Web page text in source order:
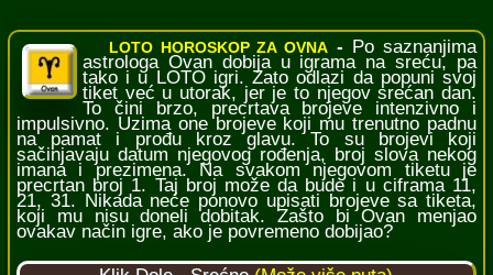
LOTO HOROSKOP ZA OVNA - Po saznanjima
astrologa Ovan dobija u igrama na sreću, pa
tako i u LOTO igri. Zato odlazi da popuni svoj
tiket već u utorak, jer je to njegov srećan dan.
To čini brzo, precrtava brojeve intenzivno i
impulsivno. Uzima one brojeve koji mu trenutno padnu
na pamat i prođu kroz glavu. To su brojevi koji
sačinjavaju datum njegovog rođenja, broj slova nekog
imana i prezimena. Na svakom njegovom tiketu je
precrtan broj 1. Taj broj može da bude i u ciframa 11,
21, 31. Nikada neće ponovo upisati brojeve sa tiketa,
koji mu nisu doneli dobitak. Zašto bi Ovan menjao
ovakav način igre, ako je povremeno dobijao?